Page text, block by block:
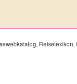
Reiselexikon,